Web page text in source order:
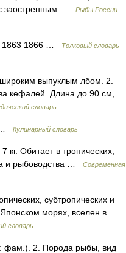
с заостренным …
Рыбы России.
1863 1866 …
Толковый словарь
выпуклым лбом. 2.
кефалей. Длина до 90 см,
словарь
… Кулинарный словарь
Обитает в тропических,
и рыбоводства …
Современная
субтропических и
морях, вселен в
словарь
фам.). 2. Порода рыбы, вид